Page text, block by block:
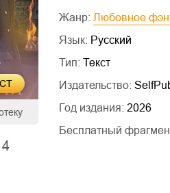
4
Жанр:
Любовное
Язык: Русский
Тип: Текст
Издательство:
Год издания: 2026
Бесплатный